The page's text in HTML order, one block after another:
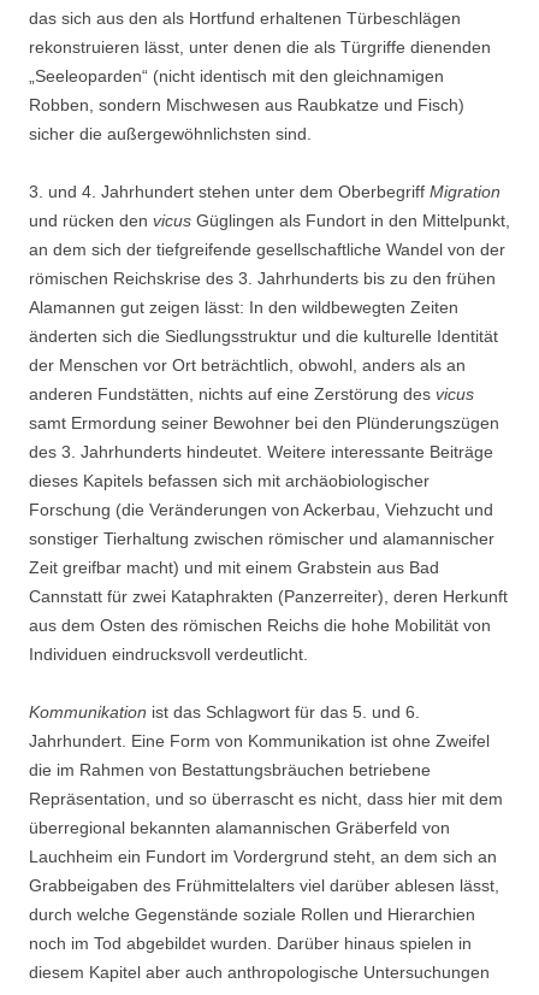
das sich aus den als Hortfund erhaltenen Türbeschlägen
rekonstruieren lässt, unter denen die als Türgriffe dienenden
„Seeleoparden“ (nicht identisch mit den gleichnamigen
Robben, sondern Mischwesen aus Raubkatze und Fisch)
sicher die außergewöhnlichsten sind.
3. und 4. Jahrhundert stehen unter dem Oberbegriff Migration
und rücken den vicus Güglingen als Fundort in den Mittelpunkt,
an dem sich der tiefgreifende gesellschaftliche Wandel von der
römischen Reichskrise des 3. Jahrhunderts bis zu den frühen
Alamannen gut zeigen lässt: In den wildbewegten Zeiten
änderten sich die Siedlungsstruktur und die kulturelle Identität
der Menschen vor Ort beträchtlich, obwohl, anders als an
anderen Fundstätten, nichts auf eine Zerstörung des vicus
samt Ermordung seiner Bewohner bei den Plünderungszügen
des 3. Jahrhunderts hindeutet. Weitere interessante Beiträge
dieses Kapitels befassen sich mit archäobiologischer
Forschung (die Veränderungen von Ackerbau, Viehzucht und
sonstiger Tierhaltung zwischen römischer und alamannischer
Zeit greifbar macht) und mit einem Grabstein aus Bad
Cannstatt für zwei Kataphrakten (Panzerreiter), deren Herkunft
aus dem Osten des römischen Reichs die hohe Mobilität von
Individuen eindrucksvoll verdeutlicht.
Kommunikation ist das Schlagwort für das 5. und 6.
Jahrhundert. Eine Form von Kommunikation ist ohne Zweifel
die im Rahmen von Bestattungsbräuchen betriebene
Repräsentation, und so überrascht es nicht, dass hier mit dem
überregional bekannten alamannischen Gräberfeld von
Lauchheim ein Fundort im Vordergrund steht, an dem sich an
Grabbeigaben des Frühmittelalters viel darüber ablesen lässt,
durch welche Gegenstände soziale Rollen und Hierarchien
noch im Tod abgebildet wurden. Darüber hinaus spielen in
diesem Kapitel aber auch anthropologische Untersuchungen